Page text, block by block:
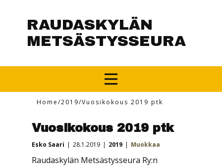
RAUDASKYLÄN
METSÄSTYSSEURA
Home/2019/Vuosikokous 2019 ptk
Vuosikokous 2019 ptk
Esko Saari 28.1.2019 2019 Muokkaa
Raudaskylän Metsästysseura Ry:n